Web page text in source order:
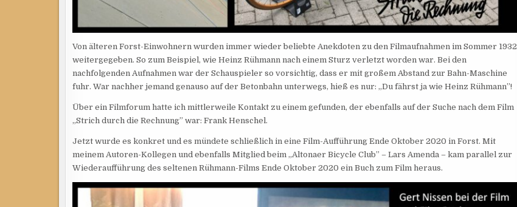
Von älteren Forst-Einwohnern wurden immer wieder beliebte Anekdoten zu den Filmaufnahmen im Sommer 1932
weitergegeben. So zum Beispiel, wie Heinz Rühmann nach einem Sturz verletzt worden war. Bei den
nachfolgenden Aufnahmen war der Schauspieler so vorsichtig, dass er mit großem Abstand zur Bahn-Maschine
fuhr. War nachher jemand genauso auf der Betonbahn unterwegs, hieß es nur: „Du fährst ja wie Heinz Rühmann”!
Über ein Filmforum hatte ich mittlerweile Kontakt zu einem gefunden, der ebenfalls auf der Suche nach dem Film
„Strich durch die Rechnung” war: Frank Henschel.
Jetzt wurde es konkret und es mündete schließlich in eine Film-Aufführung Ende Oktober 2020 in Forst. Mit
meinem Autoren-Kollegen und ebenfalls Mitglied beim „Altonaer Bicycle Club” – Lars Amenda – kam parallel zur
Wiederaufführung des seltenen Rühmann-Films Ende Oktober 2020 ein Buch zum Film heraus.